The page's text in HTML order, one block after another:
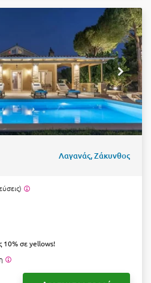
Λαγανάς, Ζάκυνθος
σε yellows!